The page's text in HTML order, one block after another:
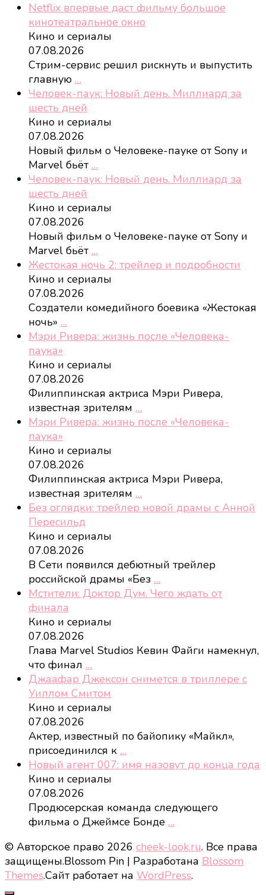
Netflix впервые даст фильму большое
кинотеатральное окно
Кино и сериалы
07.08.2026
Стрим-сервис решил рискнуть и выпустить
главную …
Человек-паук: Новый день. Миллиард за
шесть дней
Кино и сериалы
07.08.2026
Новый фильм о Человеке-пауке от Sony и
Marvel бьёт …
Человек-паук: Новый день. Миллиард за
шесть дней
Кино и сериалы
07.08.2026
Новый фильм о Человеке-пауке от Sony и
Marvel бьёт …
Жестокая ночь 2: трейлер и подробности
Кино и сериалы
07.08.2026
Создатели комедийного боевика «Жестокая
ночь» …
Мэри Ривера: жизнь после «Человека-
паука»
Кино и сериалы
07.08.2026
Филиппинская актриса Мэри Ривера,
известная зрителям …
Мэри Ривера: жизнь после «Человека-
паука»
Кино и сериалы
07.08.2026
Филиппинская актриса Мэри Ривера,
известная зрителям …
Без оглядки: трейлер новой драмы с Анной
Пересильд
Кино и сериалы
07.08.2026
В Сети появился дебютный трейлер
российской драмы «Без …
Мстители: Доктор Дум. Чего ждать от
финала
Кино и сериалы
07.08.2026
Глава Marvel Studios Кевин Файги намекнул,
что финал …
Джаафар Джексон снимется в триллере с
Уиллом Смитом
Кино и сериалы
07.08.2026
Актер, известный по байопику «Майкл»,
присоединился к …
Новый агент 007: имя назовут до конца года
Кино и сериалы
07.08.2026
Продюсерская команда следующего
фильма о Джеймсе Бонде …
© Авторское право 2026 cheek-look.ru. Все права
защищены.Blossom Pin | Разработана Blossom
Themes.Сайт работает на WordPress.